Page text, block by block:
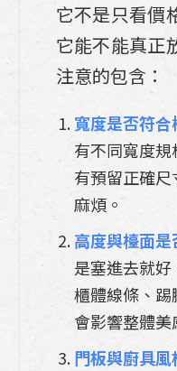
它不是只看價
它能不能真正
注意的包含：
寬度是否符合
有不同寬度
有預留正確
麻煩。
高度與檯面
是塞進去就好
櫃體線條、
會影響整體美
門板與廚具